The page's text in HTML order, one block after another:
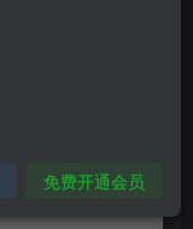
免费开通会员